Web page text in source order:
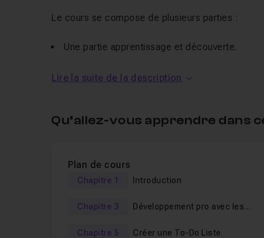
Le cours se compose de plusieurs parties :
Une partie apprentissage et découverte.
Apprendre à gérer un formulaire
UnQCMen fin de cours vous sera proposé.
Je suis disponible si tu as une question,
Rendez-vous de l'autre côté pour commencer à
Lire la suite de la description
Qu’allez-vous apprendre dans
Plan de cours
Chapitre 1 Introduction
Chapitre 3
Développement pro avec les
Chapitre 5 Créer une To-Do Liste